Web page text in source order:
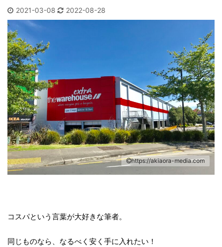
回
お店
そし
ーナ
イン
お送
Akiko
リス
ある
しい
ショ
まし
ー夫
ことがあるので
けで今回は、ニ
ュージーランド
の北島オークラ
ンドにある店舗
を実際に訪れ
店舗の様子 現地
での評判 ニュー
ジーランドでの
販売価格 を調
査してきまし
た！ 日本では
ょっと ...
てみると、
実際、政府機関
を始め、国を代
表する企業もイ
メージカラーと
して黒を使用し
ていることが多
いんです。 と
いうわけで、今
回はその理由に
迫ってみまし
た！ akkop Kia
メージがなく、
土産
でき
ラン
ショ
ンズ
穴場
しま
購入
書い
ひ最
でく
ライ
です
2021-03-08 2022-08-28
https://akiaora-media.com
コスパという言葉が大好きな筆者。
同じものなら、なるべく安く手に入れたい！